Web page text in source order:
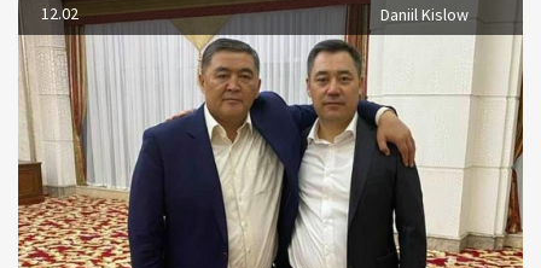
12.02 Daniil Kislow